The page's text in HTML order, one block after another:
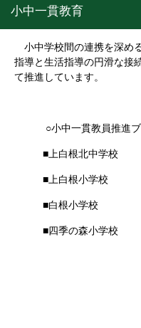
小中一貫教育
小中学校間の連携を深め
指導と生活指導の円滑な接
て推進しています。
○小中一貫教員推進
■上白根北中学校
■上白根小学校
■白根小学校
■四季の森小学校